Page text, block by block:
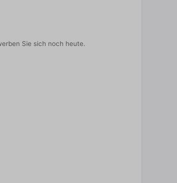
Sie sich noch heute.